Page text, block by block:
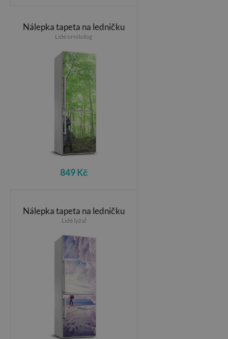
Nálepka tapeta na ledničku
Lidé ornitolog
849 Kč
Nálepka tapeta na ledničku
Lidé lyžař